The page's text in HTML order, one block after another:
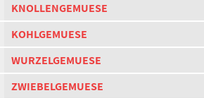
KNOLLENGEMUESE
KOHLGEMUESE
WURZELGEMUESE
ZWIEBELGEMUESE